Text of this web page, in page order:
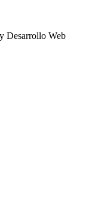
Desarrollo Web